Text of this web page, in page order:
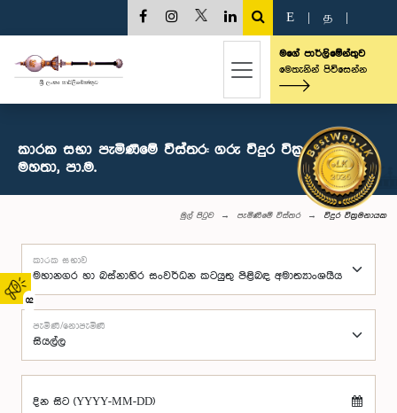
02
E த
මගේ පාර්ලිමේන්තුව
මෙතැනින් පිවිසෙන්න
කාරක සභා පැමිණීමේ විස්තර: ගරු විදුර වික්‍රමනායක
මහතා, පා.ම.
මුල් පිටුව පැමිණීමේ විස්තර විදුර වික්‍රමනායක
කාරක සභාව
පැමිණි/නොපැමිණි
දින සිට (YYYY-MM-DD)